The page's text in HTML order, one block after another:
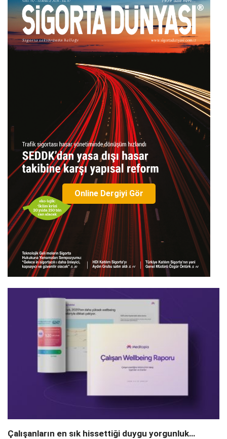
Online Dergiyi Gör
Çalışanların en sık hissettiği duygu yorgunluk…